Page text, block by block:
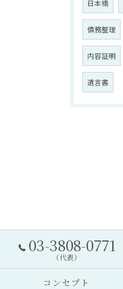
日本橋
債務整理
内容証明
遺言書
03-3808-0771
（代表）
コンセプト